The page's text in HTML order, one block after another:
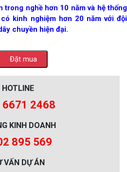
trong nghề hơn 10 năm và hệ thống
kinh nghiệm hơn 20 năm với đội
chuyền hiện đại.
HOTLINE
6671 2468
KINH DOANH
895 569
VẤN DỰ ÁN